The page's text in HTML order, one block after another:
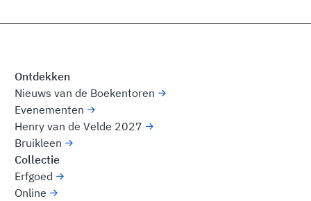
Ontdekken
Nieuws van de Boekentoren
Evenementen
Henry van de Velde 2027
Bruikleen
Collectie
Erfgoed
Online